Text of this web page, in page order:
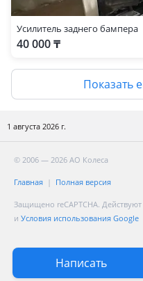
Усилитель заднего бампера
40 000 ₸
Показать
1 августа 2026 г.
Написать
© 2006 — 2026 АО Колеса
Главная Полная версия
Защищено reCAPTCHA. Действуют
и Условия использования Google